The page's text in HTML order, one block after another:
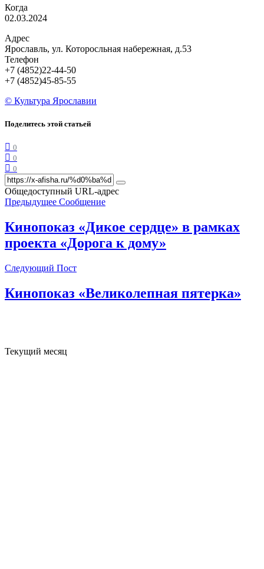
Когда
02.03.2024
Адрес
Ярославль, ул. Которосльная набережная, д.53
Телефон
+7 (4852)22-44-50
+7 (4852)45-85-55
© Культура Ярославии
Поделитесь этой статьей
0
0
0
Общедоступный URL-адрес
Предыдущее Сообщение
Кинопоказ «Дикое сердце» в рамках
проекта «Дорога к дому»
Следующий Пост
Кинопоказ «Великолепная пятерка»
Текущий месяц